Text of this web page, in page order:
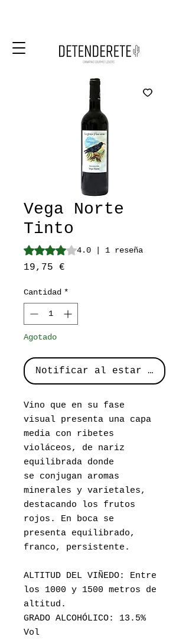
Vega Norte
Tinto
Según 1 reseña, la calificación es de
4.0 | 1 reseña
19,75 €
Cantidad *
Agotado
Notificar al estar
Vino que en su fase
visual presenta una capa
media con ribetes
violáceos, de nariz
equilibrada donde
se conjugan aromas
minerales y varietales,
destacando los frutos
rojos. En boca se
presenta equilibrado,
franco, persistente.
ALTITUD DEL VIÑEDO: Entre
los 1000 y 1500 metros de
altitud.
GRADO ALCOHÓLICO: 13.5%
Vol